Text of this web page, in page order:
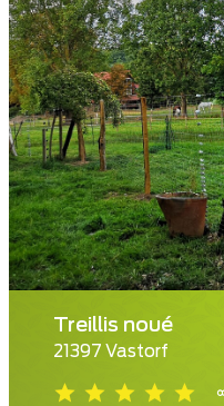
Treillis noué
21397 Vastorf